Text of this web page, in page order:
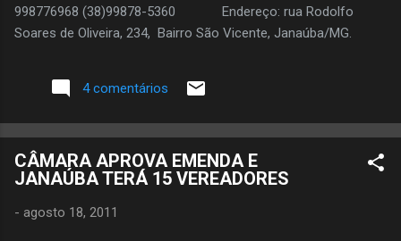
998776968 (38)99878-5360 Endereço: rua Rodolfo
Soares de Oliveira, 234, Bairro São Vicente, Janaúba/MG.
4 comentários
CÂMARA APROVA EMENDA E
JANAÚBA TERÁ 15 VEREADORES
- agosto 18, 2011